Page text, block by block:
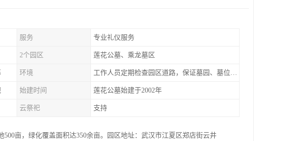
服务 专业礼仪服务
2个园区 莲花公墓、乘龙墓区
环境 工作人员定期检查园区道路，保证墓园、墓位间的道路便捷、平整
始建时间 莲花公墓始建于2002年
云祭祀 支持
亩，绿化覆盖面积达350余亩。园区地址：武汉市江夏区郑店街云井